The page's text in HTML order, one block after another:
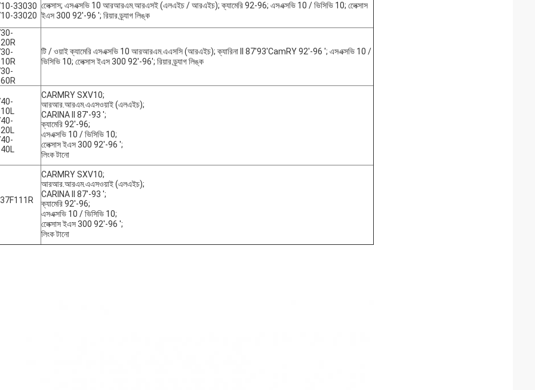
33030
33020
লেেক্সাস; এসএক্সভি 10 আরআরএম.আরএসই (এলএইচ / আরএইচ); ক্যামেরি 92-96; এসএক্সভি 10 / ভিসিভি 10; লেেক্সাস
ইএস 300 92'-96 '; রিয়ার ড্র্যাগ লিঙ্ক
টি / ওয়াই ক্যামেরি এসএক্সভি 10 আরআরএম.এএসসি (আরএইচ); ক্যারিনা II 87'93'CamRY 92'-96 '; এসএক্সভি 10 /
ভিসিভি 10; লেেক্সাস ইএস 300 92'-96'; রিয়ার ড্র্যাগ লিঙ্ক
CARMRY SXV10;
আরআর.আরএম.এএসওয়াই (এলএইচ);
CARINA II 87'-93 ';
ক্যামেরি 92'-96;
এসএক্সভি 10 / ভিসিভি 10;
লেেক্সাস ইএস 300 92'-96 ';
লিংক টানো
CARMRY SXV10;
আরআর.আরএম.এএসওয়াই (এলএইচ);
CARINA II 87'-93 ';
ক্যামেরি 92'-96;
এসএক্সভি 10 / ভিসিভি 10;
লেেক্সাস ইএস 300 92'-96 ';
লিংক টানো